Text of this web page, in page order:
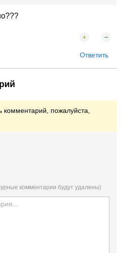
Ответить
комментарий, пожалуйста,
комментарии будут удалены)